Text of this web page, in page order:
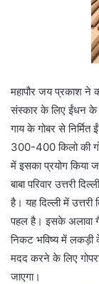
महापौर जय प्रकाश ने
संस्कार के लिए ईंधन
गाय के गोबर से
300-400 किलो की
में इसका प्रयोग किया
बाबा परिवार उत्तरी
है। यह दिल्ली में
पहल है। इसके अलावा
निकट भविष्य में
मदद करने के लिए
जाएगा।